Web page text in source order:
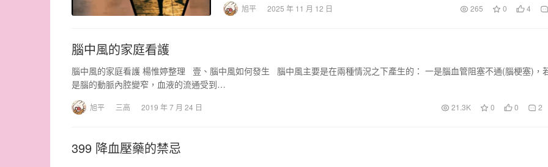
旭平 2025 年 11 月 12 日 265 0 4
腦中風的家庭看護
腦中風的家庭看護 楊惟婷整理 壹、腦中風如何發生 腦中風主要是在兩種情況之下產生的： 一是腦血管阻塞不通(腦梗塞)，
是腦的動脈內腔變窄，血液的流通受到…
旭平 三高 2019 年 7 月 24 日 21.3K 0 0 2
399 降血壓藥的禁忌